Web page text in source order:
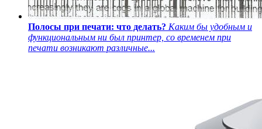
Полосы при печати: что делать? Каким бы удобным и
функциональным ни был принтер, со временем при
печати возникают различные...